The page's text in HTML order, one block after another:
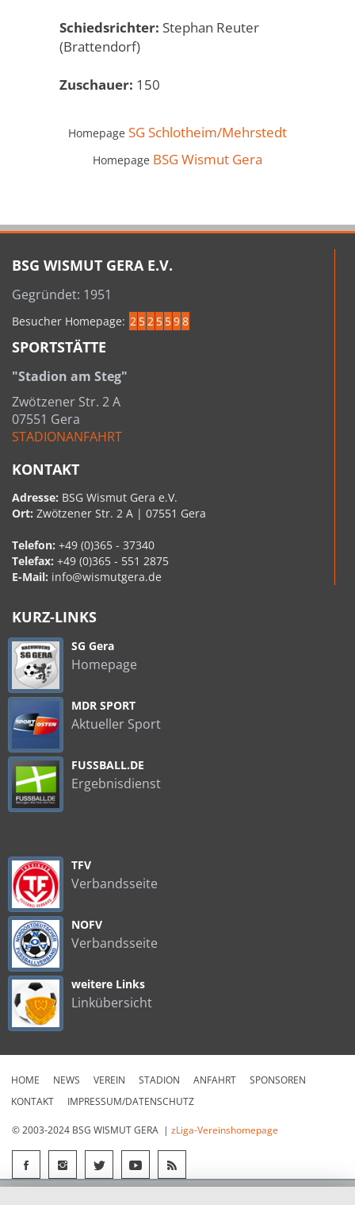
Schiedsrichter: Stephan Reuter
(Brattendorf)
Zuschauer: 150
Homepage SG Schlotheim/Mehrstedt
Homepage BSG Wismut Gera
BSG WISMUT GERA E.V.
Gegründet: 1951
Besucher Homepage: 2 52 5 598
SPORTSTÄTTE
"Stadion am Steg"
Zwötzener Str. 2 A
07551 Gera
STADIONANFAHRT
KONTAKT
Adresse: BSG Wismut Gera e.V.
Ort: Zwötzener Str. 2 A | 07551 Gera
Telefon: +49 (0)365 - 37340
Telefax: +49 (0)365 - 551 2875
E-Mail: info@wismutgera.de
KURZ-LINKS
SG Gera
Homepage
MDR SPORT
Aktueller Sport
FUSSBALL.DE
Ergebnisdienst
TFV
Verbandsseite
NOFV
Verbandsseite
weitere Links
Linkübersicht
HOME NEWS VEREIN STADION ANFAHRT
SPONSOREN
KONTAKT
IMPRESSUM/DATENSCHUTZ
© 2003-2024 BSG WISMUT GERA | zLiga-Vereinshomepage